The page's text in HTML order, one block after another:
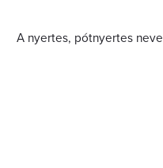
A nyertes, pótnyertes neve